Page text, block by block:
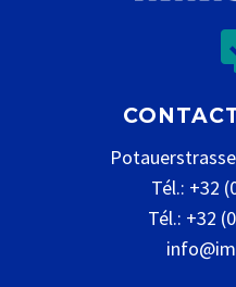
Tél.: +32
Tél.: +32